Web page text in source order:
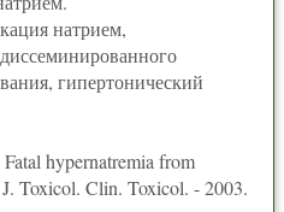
натрием,
гипертонический
hypernatremia from
Toxicol. Clin. Toxicol. - 2003.